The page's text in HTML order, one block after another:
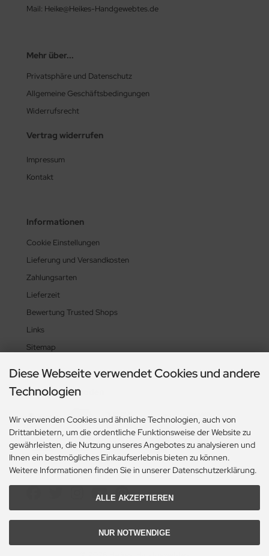
Mail: Heike@Heikes-Handgewebtes.de
Mehr über...
Privatsphäre und Datenschutz
Allgemeine Geschäftsbedingungen
Widerrufsrecht
Vertrag widerrufen
Impressum
Kontakt
Informationen
Cookie Einstellungen
Lieferung und Versandkosten
Zahlungsarten
Lieferzeit
Bewertung Trusted Shops
Links
Sitemap
Zahlungsmethoden
Social Media
Diese Webseite verwendet Cookies und andere
Technologien
Wir verwenden Cookies und ähnliche Technologien, auch von
Drittanbietern, um die ordentliche Funktionsweise der Website zu
gewährleisten, die Nutzung unseres Angebotes zu analysieren und
Ihnen ein bestmögliches Einkaufserlebnis bieten zu können.
Weitere Informationen finden Sie in unserer Datenschutzerklärung.
ALLE AKZEPTIEREN
NUR NOTWENDIGE